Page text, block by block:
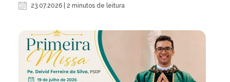
23.07.2026 | 2 minutos de leitura